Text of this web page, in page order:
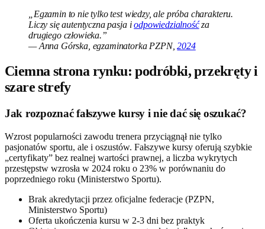
„Egzamin to nie tylko test wiedzy, ale próba charakteru.
Liczy się autentyczna pasja iodpowiedzialnośćza
drugiego człowieka.”
— Anna Górska, egzaminatorka PZPN,2024
Ciemna strona rynku: podróbki, przekręty i
szare strefy
Jak rozpoznać fałszywe kursy i nie dać się oszukać?
Wzrost popularności zawodu trenera przyciągnął nie tylko
pasjonatów sportu, ale i oszustów. Fałszywe kursy oferują szybkie
„certyfikaty” bez realnej wartości prawnej, a liczba wykrytych
przestępstw wzrosła w 2024 roku o 23% w porównaniu do
poprzedniego roku (Ministerstwo Sportu).
Brak akredytacji przez oficjalne federacje (PZPN,
Ministerstwo Sportu)
Oferta ukończenia kursu w 2-3 dni bez praktyk